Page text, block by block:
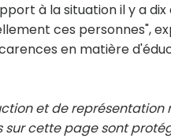
à la situation il y a
ces personnes",
en matière
et de
cette page sont